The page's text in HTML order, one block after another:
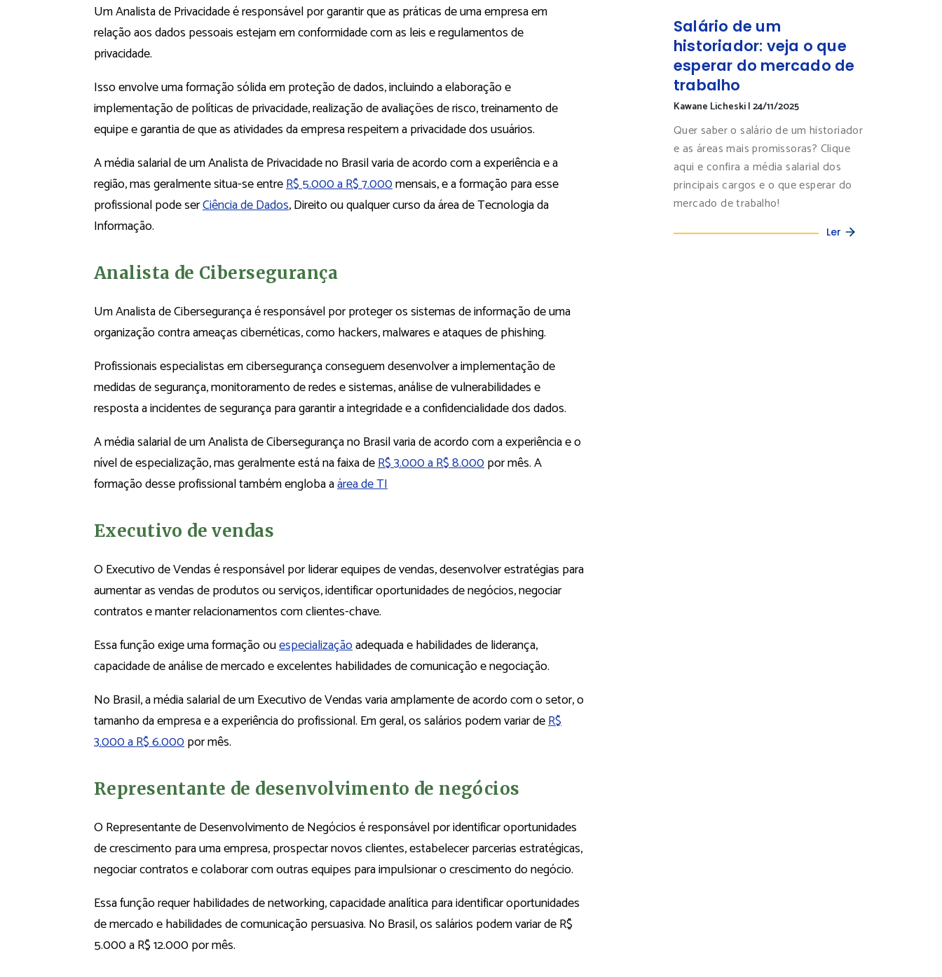
Um Analista de Privacidade é responsável por garantir que as práticas de uma empresa em
relação aos dados pessoais estejam em conformidade com as leis e regulamentos de
privacidade.
Isso envolve uma formação sólida em proteção de dados, incluindo a elaboração e
implementação de políticas de privacidade, realização de avaliações de risco, treinamento de
equipe e garantia de que as atividades da empresa respeitem a privacidade dos usuários.
A média salarial de um Analista de Privacidade no Brasil varia de acordo com a experiência e a
região, mas geralmente situa-se entreR$ 5.000 a R$ 7.000mensais, e a formação para esse
profissional pode serCiência de Dados, Direito ou qualquer curso da área de Tecnologia da
Informação.
Analista de Cibersegurança
Um Analista de Cibersegurança é responsável por proteger os sistemas de informação de uma
organização contra ameaças cibernéticas, como hackers, malwares e ataques de phishing.
Profissionais especialistas em cibersegurança conseguem desenvolver a implementação de
medidas de segurança, monitoramento de redes e sistemas, análise de vulnerabilidades e
resposta a incidentes de segurança para garantir a integridade e a confidencialidade dos dados.
A média salarial de um Analista de Cibersegurança no Brasil varia de acordo com a experiência e o
nível de especialização, mas geralmente está na faixa deR$ 3.000 a R$ 8.000por mês. A
formação desse profissional também engloba aárea de TI
Executivo de vendas
O Executivo de Vendas é responsável por liderar equipes de vendas, desenvolver estratégias para
aumentar as vendas de produtos ou serviços, identificar oportunidades de negócios, negociar
contratos e manter relacionamentos com clientes-chave.
Essa função exige uma formação ouespecializaçãoadequada e habilidades de liderança,
capacidade de análise de mercado e excelentes habilidades de comunicação e negociação.
No Brasil, a média salarial de um Executivo de Vendas varia amplamente de acordo com o setor, o
tamanho da empresa e a experiência do profissional. Em geral, os salários podem variar deR$
3.000 a R$ 6.000por mês.
Representante de desenvolvimento de negócios
O Representante de Desenvolvimento de Negócios é responsável por identificar oportunidades
de crescimento para uma empresa, prospectar novos clientes, estabelecer parcerias estratégicas,
negociar contratos e colaborar com outras equipes para impulsionar o crescimento do negócio.
Essa função requer habilidades de networking, capacidade analítica para identificar oportunidades
de mercado e habilidades de comunicação persuasiva. No Brasil, os salários podem variar de R$
5.000 a R$ 12.000 por mês.
Salário de um
historiador: veja o que
esperar do mercado de
trabalho
Kawane Licheski|24/11/2025
Quer saber o salário de um historiador
e as áreas mais promissoras? Clique
aqui e confira a média salarial dos
principais cargos e o que esperar do
mercado de trabalho!
Ler